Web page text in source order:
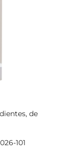
de
101